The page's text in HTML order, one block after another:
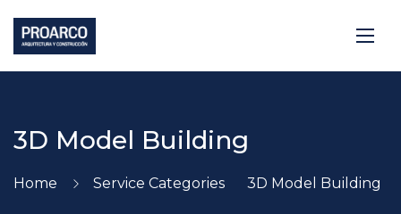
3D Model Building
Home Service Categories 3D Model Building